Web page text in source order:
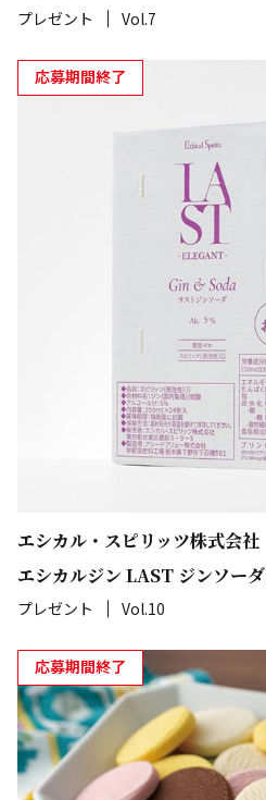
プレゼント Vol.7
応募期間終了
エシカル・スピリッツ株式会社
エシカルジン LAST ジンソ
プレゼント Vol.10
応募期間終了